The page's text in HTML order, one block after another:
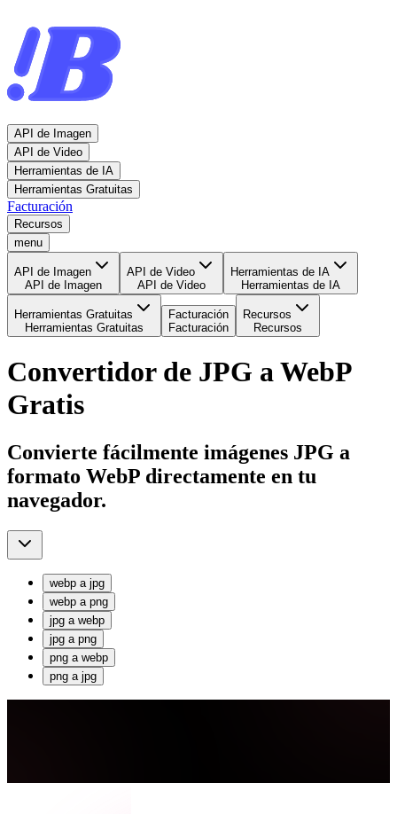
API de Imagen
API de Video
Herramientas de IA
Herramientas Gratuitas
Facturación
Recursos
menu
API de Imagen
API de Imagen
API de Video
API de Video
Herramientas de IA
Herramientas de IA
Herramientas Gratuitas
Herramientas Gratuitas
Facturación
Facturación
Recursos
Recursos
Convertidor de JPG a WebP
Gratis
Convierte fácilmente imágenes JPG a
formato WebP directamente en tu
navegador.
webp a jpg
webp a png
jpg a webp
jpg a png
png a webp
png a jpg